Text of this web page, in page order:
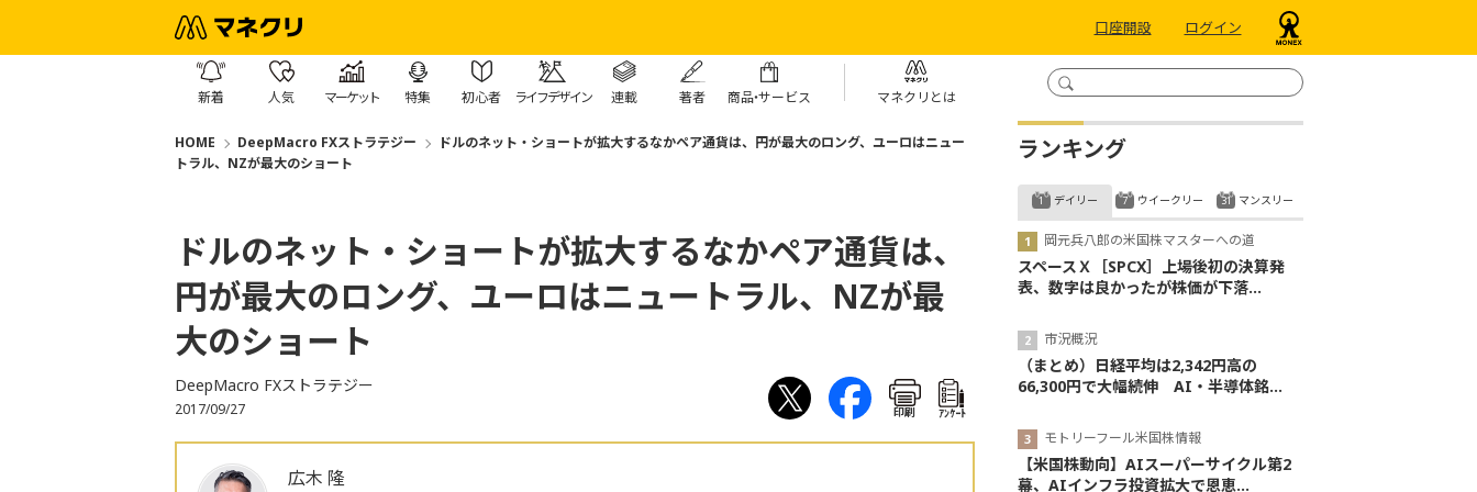
口座開設 ログイン
新着 人気 マーケット 特集 初心者 ライフデザイン 連載 著者 商品・サービス マネクリとは
HOME DeepMacro FXストラテジー
ドルのネット・ショートが拡大するなかペア通貨は、円が最大のロング、ユーロはニュー
トラル、NZが最大のショート
ドルのネット・ショートが拡大するなかペア通貨は、
円が最大のロング、ユーロはニュートラル、NZが最
大のショート
DeepMacro FXストラテジー
2017/09/27 印刷 ｱﾝｹｰﾄ
広木 隆
ランキング
デイリー
岡元兵八郎の米国株マスターへの道
スペースＸ［SPCX］上場後初の決算発
表、数字は良かったが株価が下落...
市況概況
（まとめ）日経平均は2,342円高の
66,300円で大幅続伸 AI・半導体銘...
モトリーフール米国株情報
【米国株動向】AIスーパーサイクル第2
幕、AIインフラ投資拡大で恩恵...
ウイークリー マンスリー